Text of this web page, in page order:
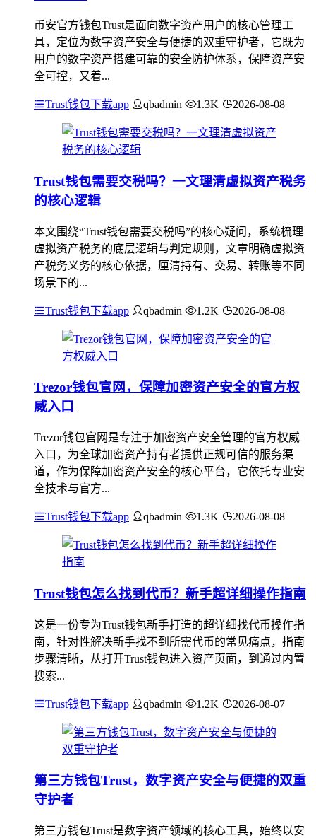
币安官方钱包Trust是面向数字资产用户的核心管理工
具，定位为数字资产安全与便捷的双重守护者，它既为
用户的数字资产搭建可靠的安全防护体系，保障资产安
全可控，又着...
Trust钱包下载app qbadmin 1.3K 2026-08-08
Trust钱包需要交税吗？一文理清虚拟资产税务
的核心逻辑
本文围绕“Trust钱包需要交税吗”的核心疑问，系统梳理
虚拟资产税务的底层逻辑与判定规则，文章明确虚拟资
产税务义务的核心依据，厘清持有、交易、转账等不同
场景下的...
Trust钱包下载app qbadmin 1.2K 2026-08-08
Trezor钱包官网，保障加密资产安全的官方权
威入口
Trezor钱包官网是专注于加密资产安全管理的官方权威
入口，为全球加密资产持有者提供正规可信的服务渠
道，作为保障加密资产安全的核心平台，它依托专业安
全技术与官方...
Trust钱包下载app qbadmin 1.3K 2026-08-08
Trust钱包怎么找到代币？新手超详细操作指南
这是一份专为Trust钱包新手打造的超详细找代币操作指
南，针对性解决新手找不到所需代币的常见痛点，指南
步骤清晰，从打开Trust钱包进入资产页面，到通过内置
搜索...
Trust钱包下载app qbadmin 1.2K 2026-08-07
第三方钱包Trust，数字资产安全与便捷的双重
守护者
第三方钱包Trust是数字资产领域的核心工具，始终以安